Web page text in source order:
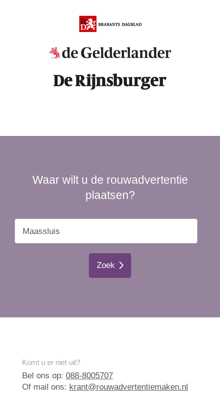
Waar wilt u de rouwadvertentie
plaatsen?
Zoek
Komt u er niet uit?
Bel ons op: 088-8005707
Of mail ons: krant@rouwadvertentiemaken.nl